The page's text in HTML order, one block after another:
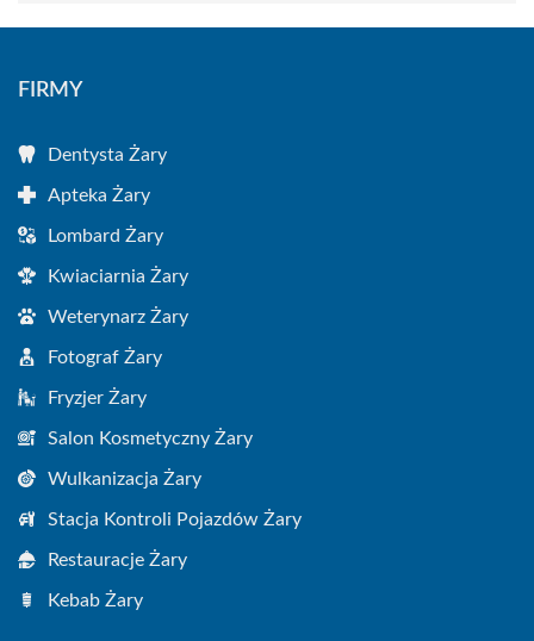
FIRMY
Dentysta Żary
Apteka Żary
Lombard Żary
Kwiaciarnia Żary
Weterynarz Żary
Fotograf Żary
Fryzjer Żary
Salon Kosmetyczny Żary
Wulkanizacja Żary
Stacja Kontroli Pojazdów Żary
Restauracje Żary
Kebab Żary